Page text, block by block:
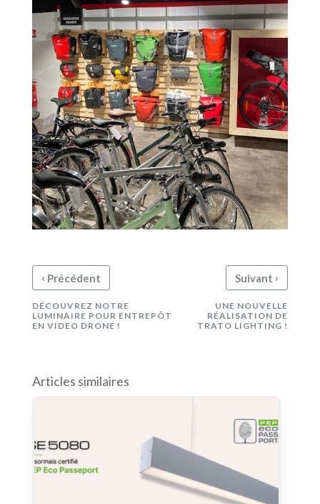
‹ Précédent
DÉCOUVREZ NOTRE
LUMINAIRE POUR ENTREPÔT
EN VIDEO DRONE !
Suivant ›
UNE NOUVELLE
RÉALISATION DE
TRATO LIGHTING !
Articles similaires